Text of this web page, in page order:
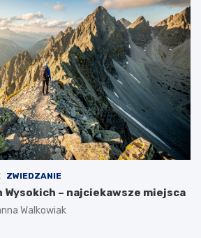
ZWIEDZANIE
Wysokich – najciekawsze miejsca
Walkowiak